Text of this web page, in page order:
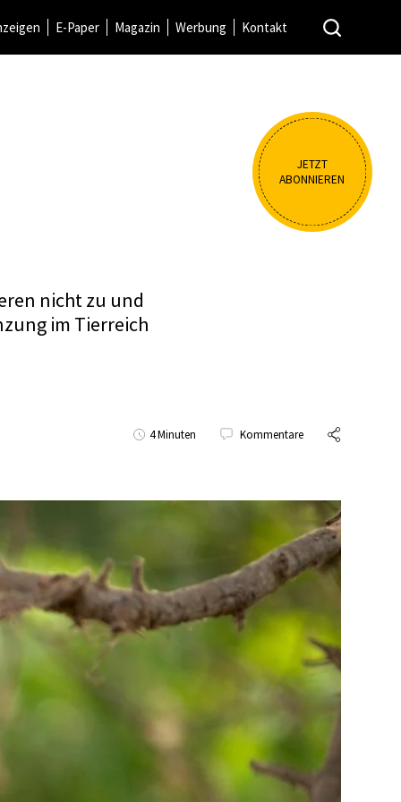
E-Paper Magazin Werbung Kontakt
JETZT
ABONNIEREN
nicht zu und
im Tierreich
4 Minuten Kommentare